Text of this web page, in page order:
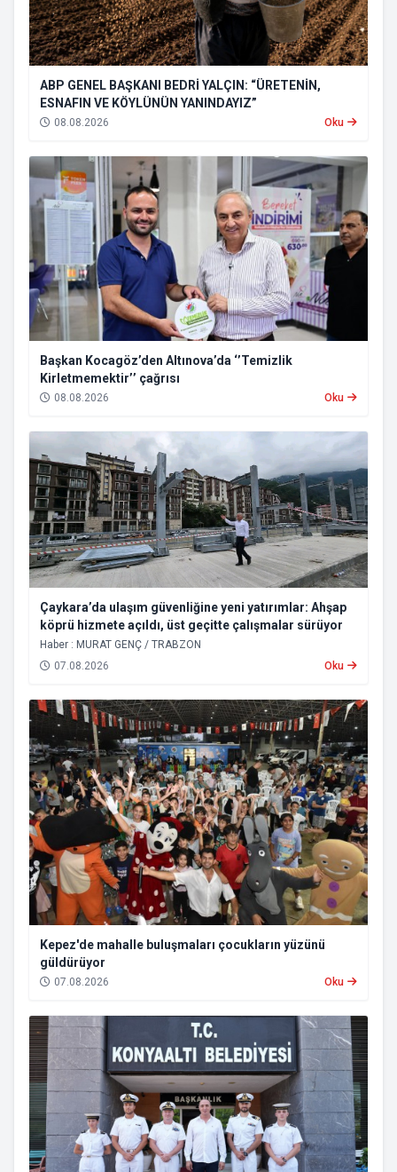
ABP GENEL BAŞKANI BEDRİ YALÇIN: “ÜRETENİN,
ESNAFIN VE KÖYLÜNÜN YANINDAYIZ”
08.08.2026 Oku
Başkan Kocagöz’den Altınova’da ‘’Temizlik
Kirletmemektir’’ çağrısı
08.08.2026 Oku
Çaykara’da ulaşım güvenliğine yeni yatırımlar: Ahşap
köprü hizmete açıldı, üst geçitte çalışmalar sürüyor
Haber : MURAT GENÇ / TRABZON
07.08.2026
Oku
Kepez'de mahalle buluşmaları çocukların yüzünü
güldürüyor
07.08.2026 Oku